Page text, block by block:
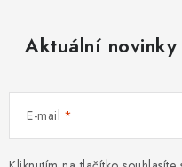
Aktuální
E-mail